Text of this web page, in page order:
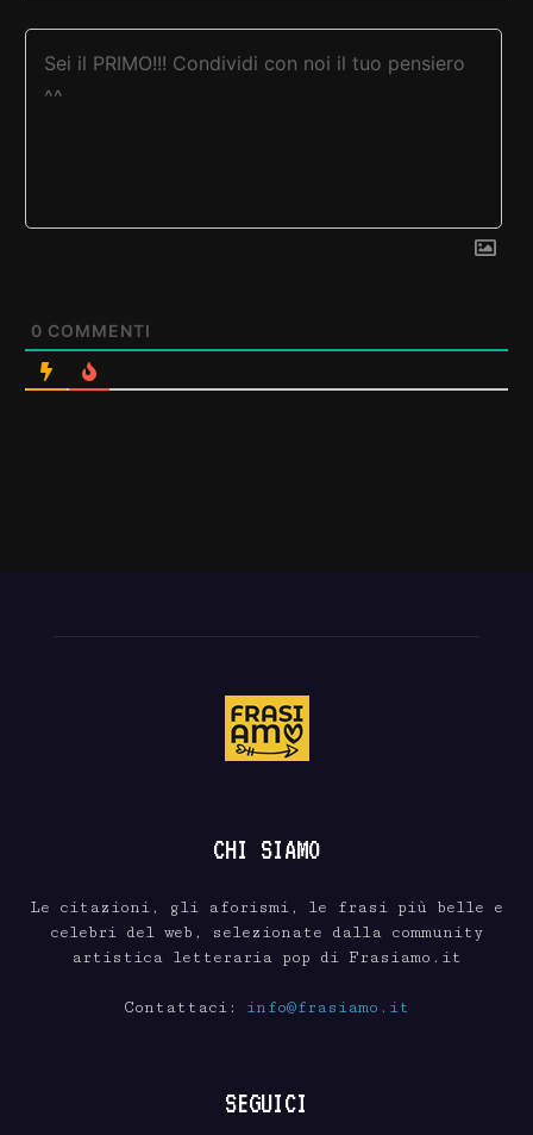
0 COMMENTI
CHI SIAMO
Le citazioni, gli aforismi, le frasi più belle e
celebri del web, selezionate dalla community
artistica letteraria pop di Frasiamo.it
Contattaci: info@frasiamo.it
SEGUICI